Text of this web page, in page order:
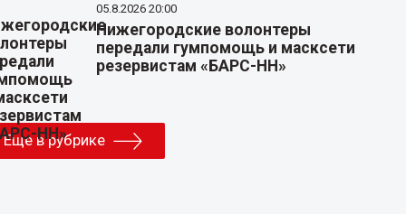
05.8.2026 20:00
Нижегородские волонтеры
передали гумпомощь и масксети
резервистам «БАРС-НН»
Еще в рубрике